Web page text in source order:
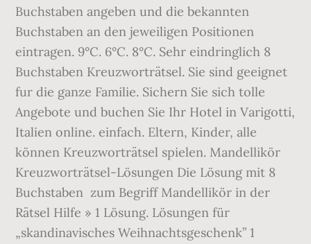
Buchstaben angeben und die bekannten
Buchstaben an den jeweiligen Positionen
eintragen. 9°C. 6°C. 8°C. Sehr eindringlich 8
Buchstaben Kreuzworträtsel. Sie sind geeignet
fur die ganze Familie. Sichern Sie sich tolle
Angebote und buchen Sie Ihr Hotel in Varigotti,
Italien online. einfach. Eltern, Kinder, alle
können Kreuzworträtsel spielen. Mandellikör
Kreuzworträtsel-Lösungen Die Lösung mit 8
Buchstaben ️ zum Begriff Mandellikör in der
Rätsel Hilfe » 1 Lösung. Lösungen für
„skandinavisches Weihnachtsgeschenk” 1